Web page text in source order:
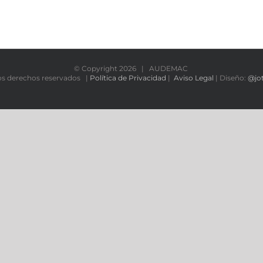
© Copyright 2026 | AUDEMAC
derechos reservados | Política de Privacidad | Aviso Legal | Diseño: